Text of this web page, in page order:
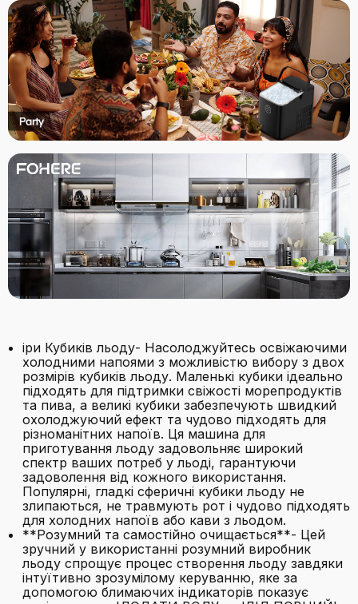
іри Кубиків льоду- Насолоджуйтесь освіжаючими
холодними напоями з можливістю вибору з двох
розмірів кубиків льоду. Маленькі кубики ідеально
підходять для підтримки свіжості морепродуктів
та пива, а великі кубики забезпечують швидкий
охолоджуючий ефект та чудово підходять для
різноманітних напоїв. Ця машина для
приготування льоду задовольняє широкий
спектр ваших потреб у льоді, гарантуючи
задоволення від кожного використання.
Популярні, гладкі сферичні кубики льоду не
злипаються, не травмують рот і чудово підходять
для холодних напоїв або кави з льодом.
**Розумний та самостійно очищається**- Цей
зручний у використанні розумний виробник
льоду спрощує процес створення льоду завдяки
інтуїтивно зрозумілому керуванню, яке за
допомогою блимаючих індикаторів показує